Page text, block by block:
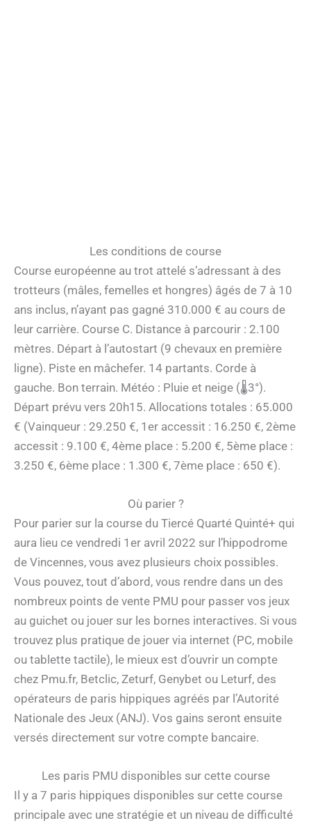
Les conditions de course
Course européenne au trot attelé s’adressant à des
trotteurs (mâles, femelles et hongres) âgés de 7 à 10
ans inclus, n’ayant pas gagné 310.000 € au cours de
leur carrière. Course C. Distance à parcourir : 2.100
mètres. Départ à l’autostart (9 chevaux en première
ligne). Piste en mâchefer. 14 partants. Corde à
gauche. Bon terrain. Météo : Pluie et neige (🌡3°).
Départ prévu vers 20h15. Allocations totales : 65.000
€ (Vainqueur : 29.250 €, 1er accessit : 16.250 €, 2ème
accessit : 9.100 €, 4ème place : 5.200 €, 5ème place :
3.250 €, 6ème place : 1.300 €, 7ème place : 650 €).
Où parier ?
Pour parier sur la course du Tiercé Quarté Quinté+ qui
aura lieu ce vendredi 1er avril 2022 sur l’hippodrome
de Vincennes, vous avez plusieurs choix possibles.
Vous pouvez, tout d’abord, vous rendre dans un des
nombreux points de vente PMU pour passer vos jeux
au guichet ou jouer sur les bornes interactives. Si vous
trouvez plus pratique de jouer via internet (PC, mobile
ou tablette tactile), le mieux est d’ouvrir un compte
chez Pmu.fr, Betclic, Zeturf, Genybet ou Leturf, des
opérateurs de paris hippiques agréés par l’Autorité
Nationale des Jeux (ANJ). Vos gains seront ensuite
versés directement sur votre compte bancaire.
Les paris PMU disponibles sur cette course
Il y a 7 paris hippiques disponibles sur cette course
principale avec une stratégie et un niveau de difficulté